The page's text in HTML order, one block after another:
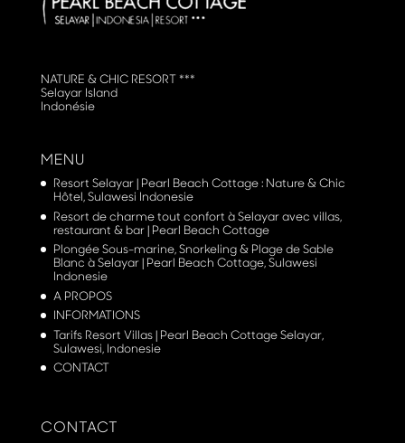
NATURE & CHIC RESORT ***
Selayar Island
Indonésie
MENU
Resort Selayar | Pearl Beach Cottage : Nature & Chic
Hôtel, Sulawesi Indonesie
Resort de charme tout confort à Selayar avec villas,
restaurant & bar | Pearl Beach Cottage
Plongée Sous-marine, Snorkeling & Plage de Sable
Blanc à Selayar | Pearl Beach Cottage, Sulawesi
Indonesie
A PROPOS
INFORMATIONS
Tarifs Resort Villas | Pearl Beach Cottage Selayar,
Sulawesi, Indonesie
CONTACT
CONTACT